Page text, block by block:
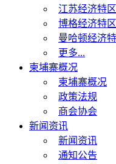
江苏经济特区
博格经济特区
曼哈顿经济
更多...
柬埔寨概况
柬埔寨概况
政策法规
商会协会
新闻资讯
新闻资讯
通知公告